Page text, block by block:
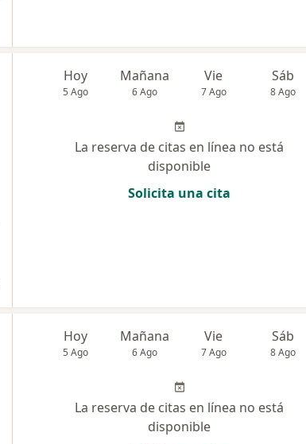
Hoy
5 Ago
Mañana
6 Ago
Vie
7 Ago
Sáb
8 Ago
La reserva de citas en línea no está
disponible
Solicita una cita
Hoy
5 Ago
Mañana
6 Ago
Vie
7 Ago
Sáb
8 Ago
La reserva de citas en línea no está
disponible